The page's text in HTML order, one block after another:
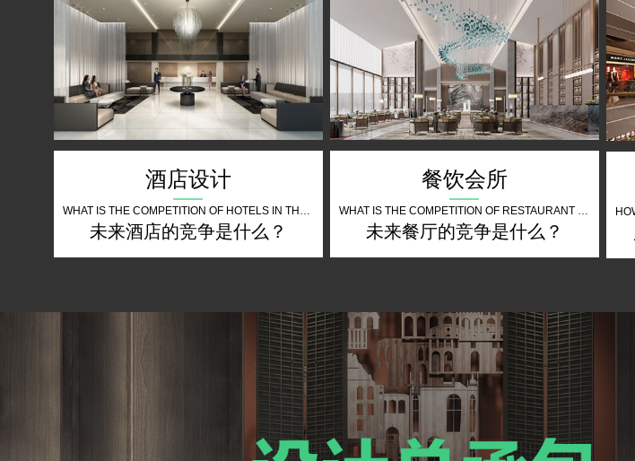
酒店设计
WHAT IS THE COMPETITION OF HOTELS IN THE FUTURE
未来酒店的竞争是什么？
餐饮会所
WHAT IS THE COMPETITION OF RESTAURANT THE FUTURE
未来餐厅的竞争是什么？